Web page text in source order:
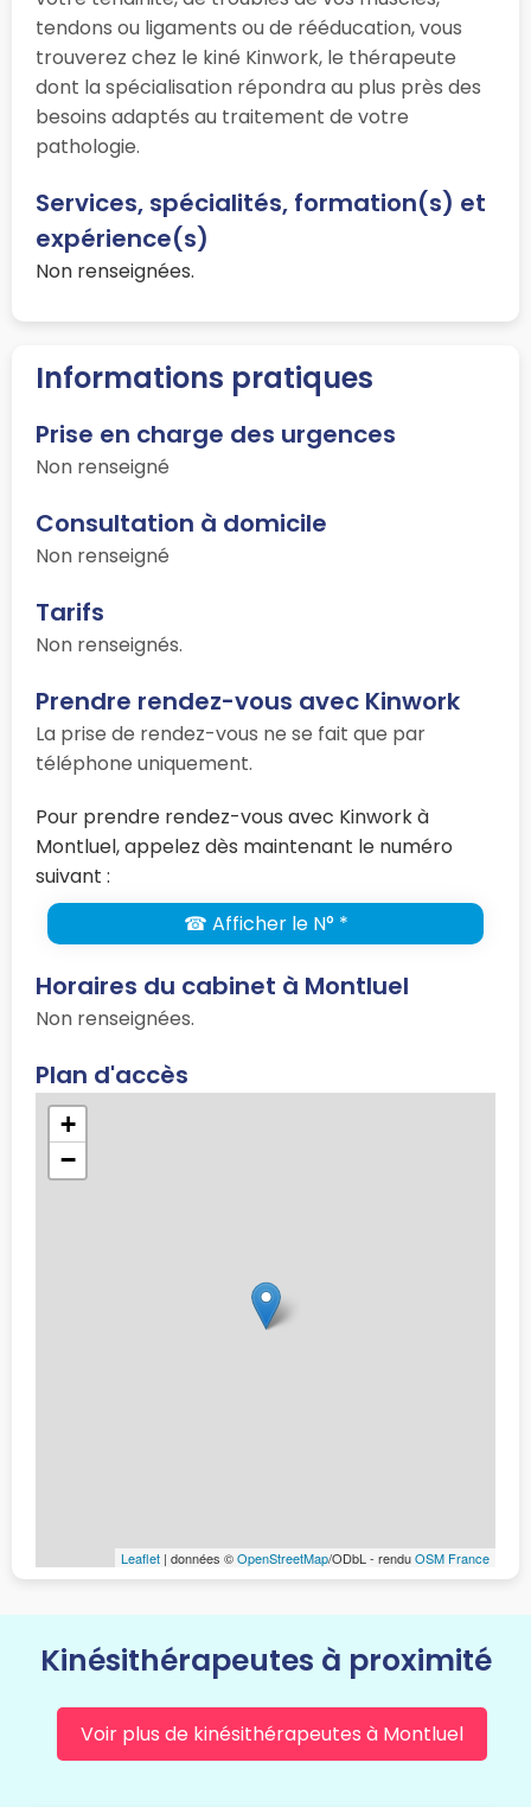
tendons ou ligaments ou de rééducation, vous
trouverez chez le kiné Kinwork, le thérapeute
dont la spécialisation répondra au plus près des
besoins adaptés au traitement de votre
pathologie.
Services, spécialités, formation(s) et
expérience(s)
Non renseignées.
Informations pratiques
Prise en charge des urgences
Non renseigné
Consultation à domicile
Non renseigné
Tarifs
Non renseignés.
Prendre rendez-vous avec Kinwork
La prise de rendez-vous ne se fait que par
téléphone uniquement.
Pour prendre rendez-vous avec Kinwork à
Montluel, appelez dès maintenant le numéro
suivant :
☎ Afficher le N° *
Horaires du cabinet à Montluel
Non renseignées.
Plan d'accès
+
−
Leaflet | données ©OpenStreetMap/ODbL - renduOSM France
Kinésithérapeutes à proximité
Voir plus de kinésithérapeutes à Montluel